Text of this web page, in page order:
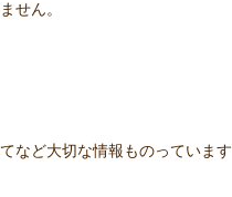
せん。
など大切な情報ものっています